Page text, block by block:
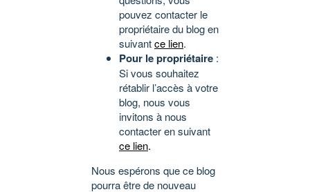
pouvez contacter le
propriétaire du blog en
suivantce lien.
Pour le propriétaire :
Si vous souhaitez
rétablir l’accès à votre
blog, nous vous
invitons à nous
contacter en suivant
ce lien.
Nous espérons que ce blog
pourra être de nouveau